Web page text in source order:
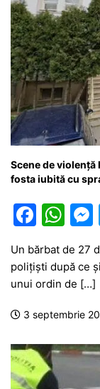
Scene de violență
fosta iubită cu
F
c
e
b
o
o
k
W
at
s
A
p
p
s
Un bărbat de 27
polițiști după ce
unui ordin de […]
3 septembrie